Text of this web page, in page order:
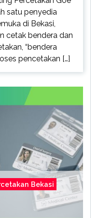
satu penyedia
di Bekasi,
cetak bendera dan
“bendera
pencetakan […]
Bekasi